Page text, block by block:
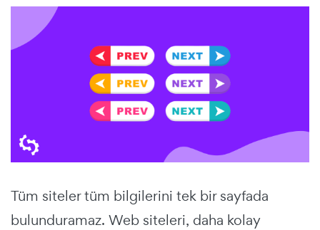
Tüm siteler tüm bilgilerini tek bir sayfada
bulunduramaz. Web siteleri, daha kolay